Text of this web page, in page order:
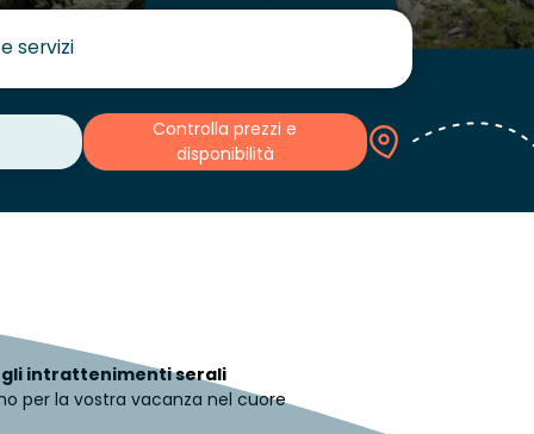
servizi
Controlla prezzi e
disponibilità
intrattenimenti serali
per la vostra vacanza nel cuore